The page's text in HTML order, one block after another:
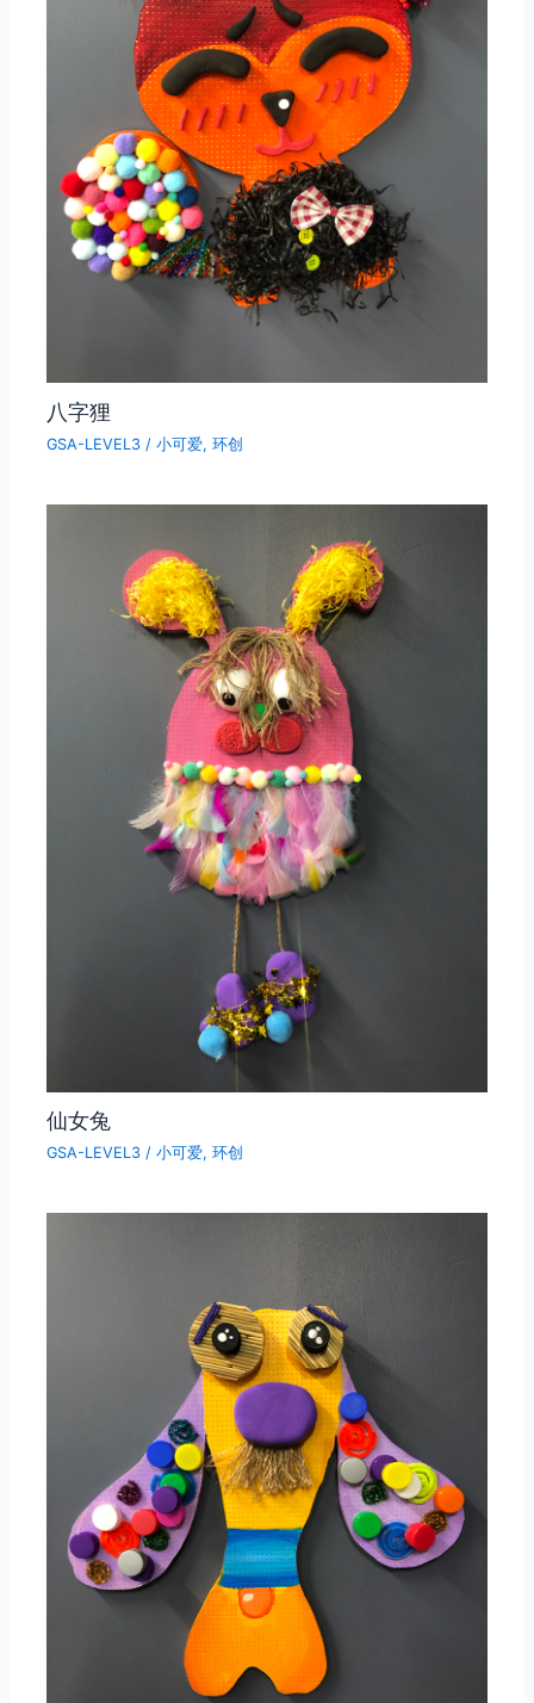
八字狸
GSA-LEVEL3 /小可爱,环创
仙女兔
GSA-LEVEL3 /小可爱,环创